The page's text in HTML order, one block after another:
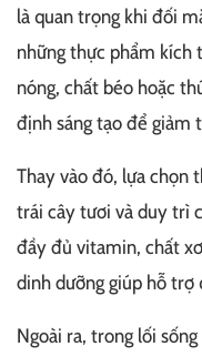
là quan trọng khi đối
những thực phẩm kích
nóng, chất béo hoặc
định sáng tạo để giảm
Thay vào đó, lựa chọn
trái cây tươi và duy trì
đầy đủ vitamin, chất
dinh dưỡng giúp hỗ trợ
Ngoài ra, trong lối